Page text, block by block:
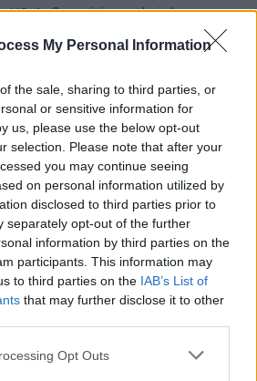
My Personal Information
the sale, sharing to third parties, or
or sensitive information for
us, please use the below opt-out
selection. Please note that after your
you may continue seeing
on personal information utilized by
disclosed to third parties prior to
separately opt-out of the further
information by third parties on the
participants. This information may
to third parties on the IAB’s List of
that may further disclose it to other
Opt Outs
US-Außenministers bei der
des neutralen Landes
des Genocide Studies
Yale, schätzungsweise 50.000
starben – andere gehen von
aus.
Porträterinnerte
Radden Keefe („Empire of
Bourdain daran, dass er oft
verurteilt, später aber mit ihnen
– wie bei Starkoch Emeril
Antwort: „Emeril hat